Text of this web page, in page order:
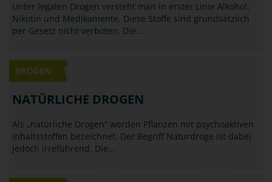
Unter legalen Drogen versteht man in erster Linie Alkohol,
Nikotin und Medikamente. Diese Stoffe sind grundsätzlich
per Gesetz nicht verboten. Die…
DROGEN
NATÜRLICHE DROGEN
Als „natürliche Drogen“ werden Pflanzen mit psychoaktiven
Inhaltsstoffen bezeichnet. Der Begriff Naturdroge ist dabei
jedoch irreführend. Die…